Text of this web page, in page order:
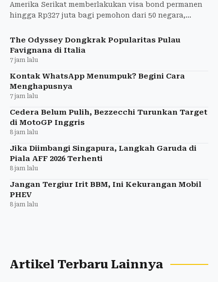
Amerika Serikat memberlakukan visa bond permanen
hingga Rp327 juta bagi pemohon dari 50 negara,
The Odyssey Dongkrak Popularitas Pulau
Favignana di Italia
7 jam lalu
Kontak WhatsApp Menumpuk? Begini Cara
Menghapusnya
7 jam lalu
Cedera Belum Pulih, Bezzecchi Turunkan Target
di MotoGP Inggris
8 jam lalu
Jika Diimbangi Singapura, Langkah Garuda di
Piala AFF 2026 Terhenti
8 jam lalu
Jangan Tergiur Irit BBM, Ini Kekurangan Mobil
PHEV
8 jam lalu
Artikel Terbaru Lainnya